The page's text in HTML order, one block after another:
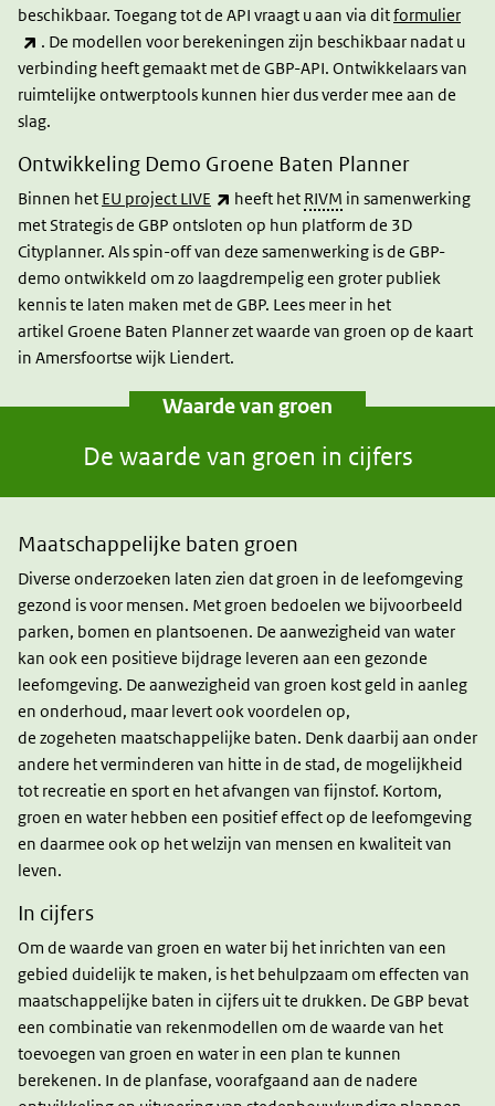
beschikbaar. Toegang tot de API vraagt u aan via ditformulier
(link is external)
. De modellen voor berekeningen zijn beschikbaar nadat u
verbinding heeft gemaakt met de GBP-API. Ontwikkelaars van
ruimtelijke ontwerptools kunnen hier dus verder mee aan de
slag.
Ontwikkeling Demo Groene Baten Planner
Binnen het EU project LIVE (link is external)
heeft het RIVM in samenwerking
met Strategis de GBP ontsloten op hun platform de 3D
Cityplanner. Als spin-off van deze samenwerking is de GBP-
demo ontwikkeld om zo laagdrempelig een groter publiek
kennis te laten maken met de GBP. Lees meer in het
artikel Groene Baten Planner zet waarde van groen op de kaart
in Amersfoortse wijk Liendert.
Waarde van groen
De waarde van groen in cijfers
Maatschappelijke baten groen
Diverse onderzoeken laten zien dat groen in de leefomgeving
gezond is voor mensen. Met groen bedoelen we bijvoorbeeld
parken, bomen en plantsoenen. De aanwezigheid van water
kan ook een positieve bijdrage leveren aan een gezonde
leefomgeving. De aanwezigheid van groen kost geld in aanleg
en onderhoud, maar levert ook voordelen op,
de zogeheten maatschappelijke baten. Denk daarbij aan onder
andere het verminderen van hitte in de stad, de mogelijkheid
tot recreatie en sport en het afvangen van fijnstof. Kortom,
groen en water hebben een positief effect op de leefomgeving
en daarmee ook op het welzijn van mensen en kwaliteit van
leven.
In cijfers
Om de waarde van groen en water bij het inrichten van een
gebied duidelijk te maken, is het behulpzaam om effecten van
maatschappelijke baten in cijfers uit te drukken. De GBP bevat
een combinatie van rekenmodellen om de waarde van het
toevoegen van groen en water in een plan te kunnen
berekenen. In de planfase, voorafgaand aan de nadere